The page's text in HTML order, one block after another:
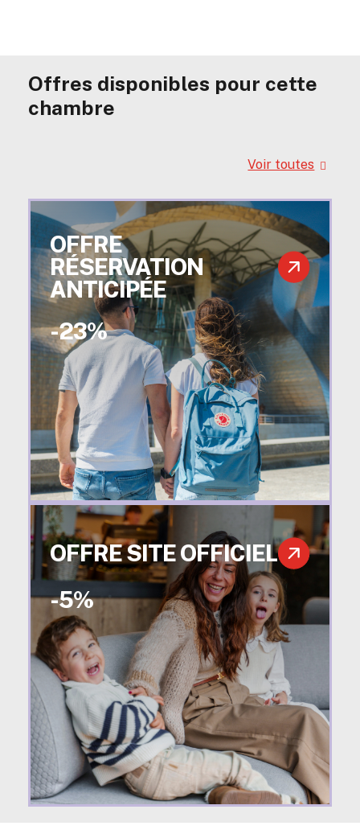
Offres disponibles pour cette
chambre
Voir toutes
OFFRE
RÉSERVATION
ANTICIPÉE
-23%
OFFRE SITE OFFICIEL
-5%